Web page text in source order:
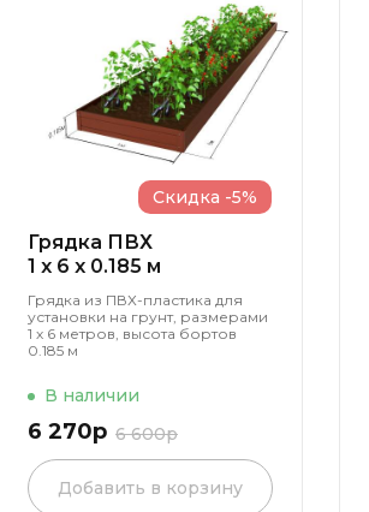
Грядка ПВХ
1 x 6 x 0.185 м
Грядка из ПВХ-пластика для
установки на грунт, размерами
1 х 6 метров, высота бортов
0.185 м
В наличии
6 270р 6 600р
Скидка -5%
Добавить в корзину